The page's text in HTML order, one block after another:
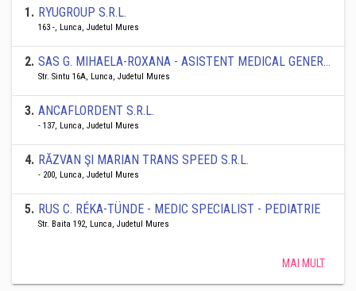
1. RYUGROUP S.R.L.
163 -, Lunca, Judetul Mures
2. SAS G. MIHAELA-ROXANA - ASISTENT MEDICAL GENERALIST
Str. Sintu 16A, Lunca, Judetul Mures
3. ANCAFLORDENT S.R.L.
- 137, Lunca, Judetul Mures
4. RĂZVAN ŞI MARIAN TRANS SPEED S.R.L.
- 200, Lunca, Judetul Mures
5. RUS C. RÉKA-TÜNDE - MEDIC SPECIALIST - PEDIATRIE
Str. Baita 192, Lunca, Judetul Mures
MAI MULT